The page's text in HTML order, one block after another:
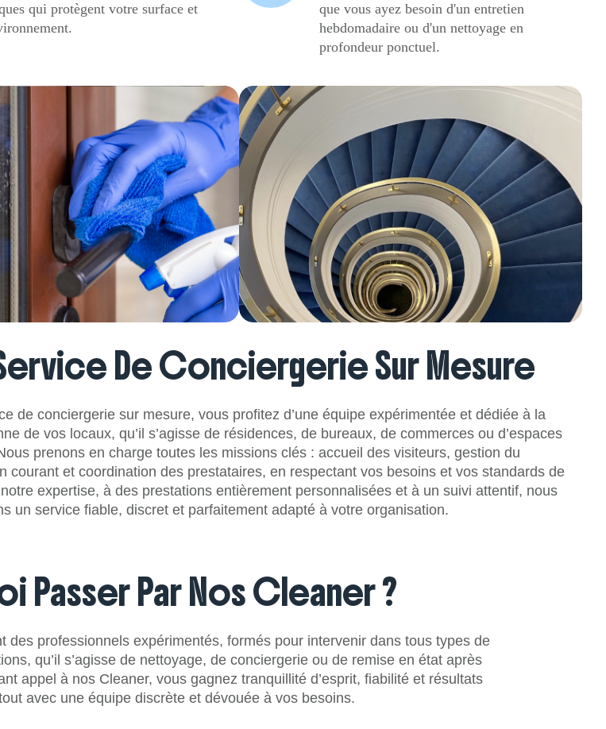
qui protègent votre surface et
que vous ayez besoin d'un entretien
hebdomadaire ou d'un nettoyage en
profondeur ponctuel.
De Conciergerie Sur Mesure
de conciergerie sur mesure, vous profitez d’une équipe expérimentée et dédiée à la
de vos locaux, qu’il s’agisse de résidences, de bureaux, de commerces ou d’espaces
prenons en charge toutes les missions clés : accueil des visiteurs, gestion du
courant et coordination des prestataires, en respectant vos besoins et vos standards de
expertise, à des prestations entièrement personnalisées et à un suivi attentif, nous
un service fiable, discret et parfaitement adapté à votre organisation.
Passer Par Nos Cleaner ?
des professionnels expérimentés, formés pour intervenir dans tous types de
qu’il s’agisse de nettoyage, de conciergerie ou de remise en état après
appel à nos Cleaner, vous gagnez tranquillité d’esprit, fiabilité et résultats
avec une équipe discrète et dévouée à vos besoins.